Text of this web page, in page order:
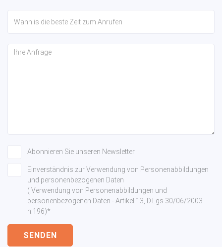
Abonnieren Sie unseren Newsletter
Einverständnis zur Verwendung von Personenabbildungen
und personenbezogenen Daten
( Verwendung von Personenabbildungen und
personenbezogenen Daten - Artikel 13, D.Lgs 30/06/2003
n.196)*
SENDEN